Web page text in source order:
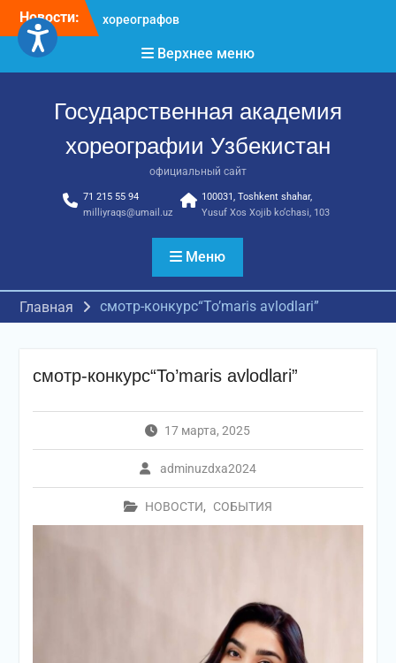
Перейти
содержимому
Новости:
Международное научное
Международное
признание и новые
хореографов!
Международное
признание и новые
достижения молодых
Верхнее меню
Государственная академия
хореографии Узбекистан
официальный сайт
71 215 55 94
milliyraqs@umail.uz
100031, Toshkent shahar,
Yusuf Xos Xojib ko‘chasi, 103
Меню
Главная смотр-конкурс“To’maris avlodlari”
смотр-конкурс“To’maris avlodlari”
17 марта, 2025
adminuzdxa2024
НОВОСТИ, СОБЫТИЯ